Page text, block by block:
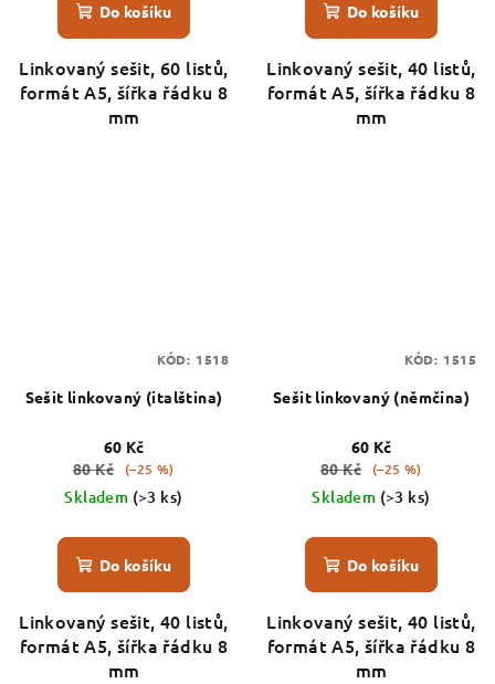
Do košíku
Linkovaný sešit, 60 listů,
formát A5, šířka řádku 8
mm
Do košíku
Linkovaný sešit, 40 listů,
formát A5, šířka řádku 8
mm
Sešit linkovaný (italština)
60 Kč
80 Kč
(–25 %)
Skladem (>3 ks)
Do košíku
Linkovaný sešit, 40 listů,
formát A5, šířka řádku 8
mm
KÓD: 1518
Sešit linkovaný (němčina)
60 Kč
80 Kč
(–25 %)
Skladem (>3 ks)
Do košíku
Linkovaný sešit, 40 listů,
formát A5, šířka řádku 8
mm
KÓD: 1515